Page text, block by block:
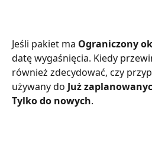
Jeśli pakiet ma Ograniczony
datę wygaśnięcia. Kiedy
również zdecydować, czy
używany do Już
Tylko do nowych.